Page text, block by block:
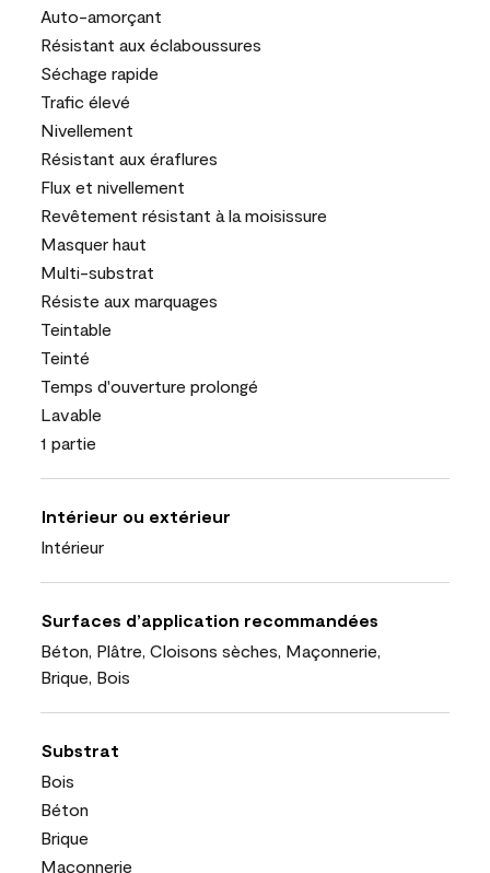
Auto-amorçant
Résistant aux éclaboussures
Séchage rapide
Trafic élevé
Nivellement
Résistant aux éraflures
Flux et nivellement
Revêtement résistant à la moisissure
Masquer haut
Multi-substrat
Résiste aux marquages
Teintable
Teinté
Temps d'ouverture prolongé
Lavable
1 partie
Intérieur ou extérieur
Intérieur
Surfaces d’application recommandées
Béton, Plâtre, Cloisons sèches, Maçonnerie,
Brique, Bois
Substrat
Bois
Béton
Brique
Maçonnerie